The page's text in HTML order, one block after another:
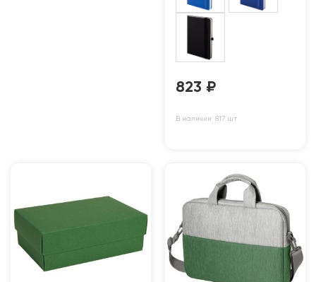
823 ₽
В наличии: 817 шт